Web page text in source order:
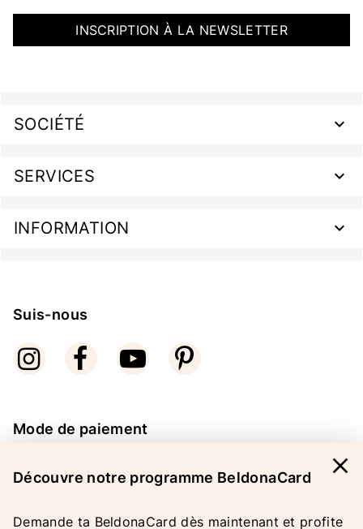
INSCRIPTION À LA NEWSLETTER
SOCIÉTÉ
SERVICES
INFORMATION
Suis-nous
Mode de paiement
Découvre notre programme BeldonaCard
Demande ta BeldonaCard dès maintenant et profite
close